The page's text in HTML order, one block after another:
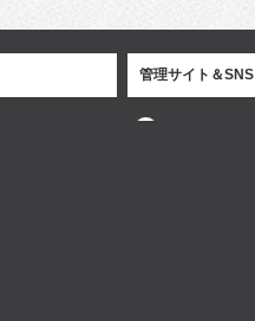
管理サイト＆SNS